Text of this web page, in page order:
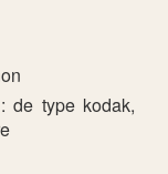
de type kodak,